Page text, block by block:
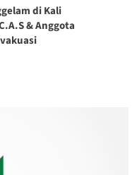
di Kali
& Anggota